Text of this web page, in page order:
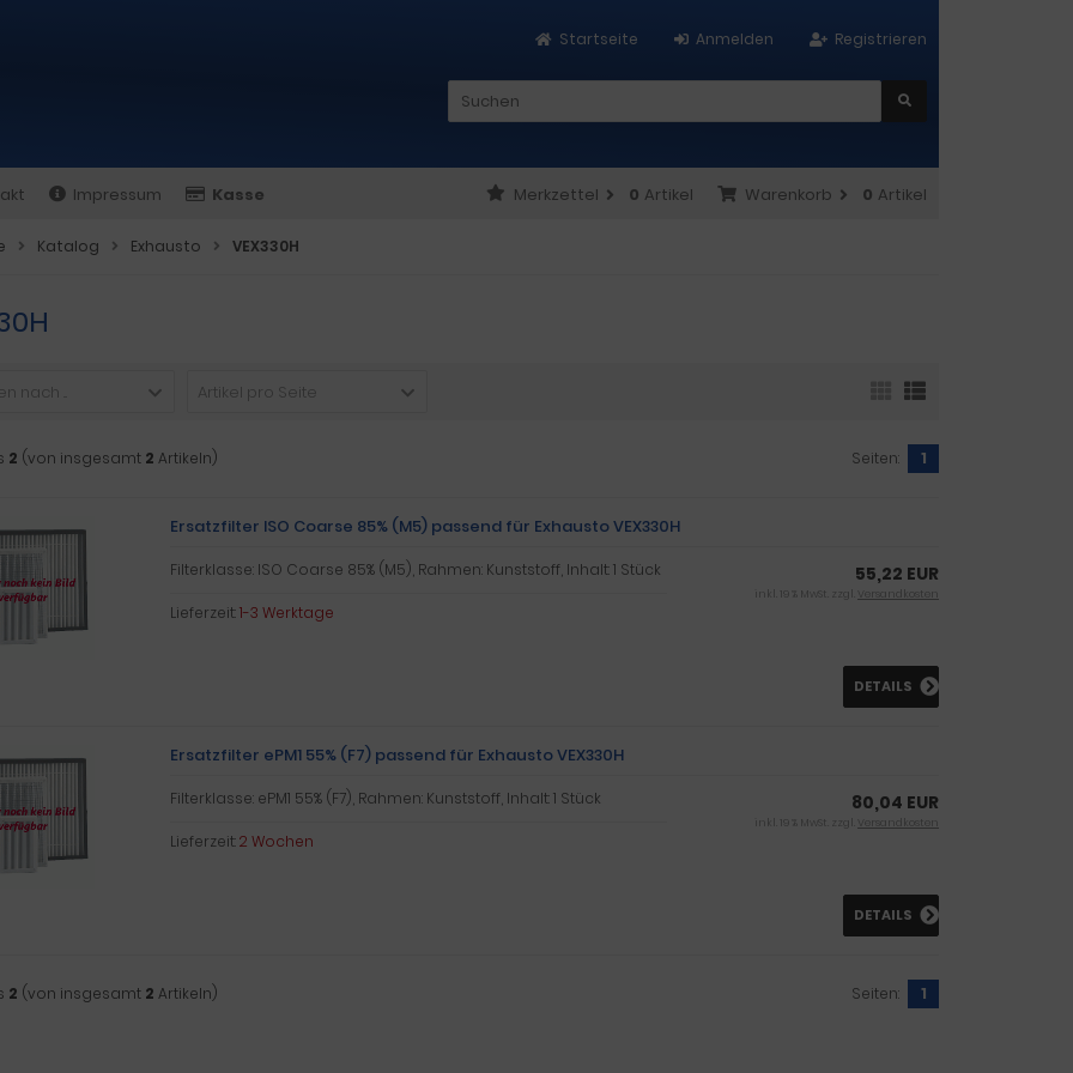
Registrieren
Anmelden
Startseite
Impressum Kasse Warenkorb 0 Artikel
Merkzettel 0 Artikel
Katalog Exhausto VEX330H
nach ... Artikel pro Seite
2 (von insgesamt 2 Artikeln) Seiten: 1
Ersatzfilter ISO Coarse 85% (M5) passend für Exhausto VEX330H
Filterklasse: ISO Coarse 85% (M5), Rahmen: Kunststoff, Inhalt: 1 Stück
Lieferzeit:1-3 Werktage
55,22 EUR
inkl. 19 % MwSt. zzgl. Versandkosten
DETAILS
Ersatzfilter ePM1 55% (F7) passend für Exhausto VEX330H
Filterklasse: ePM1 55% (F7), Rahmen: Kunststoff, Inhalt: 1 Stück
Lieferzeit:2 Wochen
80,04 EUR
inkl. 19 % MwSt. zzgl. Versandkosten
DETAILS
2 (von insgesamt 2 Artikeln) Seiten: 1